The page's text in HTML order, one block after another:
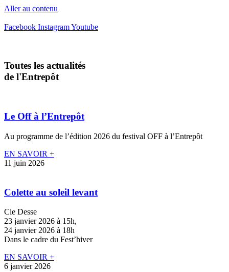
Aller au contenu
Facebook InstagramYoutube
Toutes les actualités
de l'Entrepôt
Le Off à l’Entrepôt
Au programme de l’édition 2026 du festival OFF à l’Entrepôt
EN SAVOIR +
11 juin 2026
Colette au soleil levant
Cie Desse
23 janvier 2026 à 15h,
24 janvier 2026 à 18h
Dans le cadre du Fest’hiver
EN SAVOIR +
6 janvier 2026